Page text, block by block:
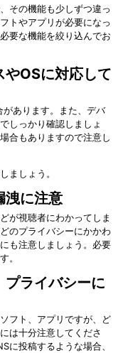
その機能も少しずつ違っ
トやアプリが必要になっ
要な機能を絞り込んでお
OSに対応して
があります。また、デバ
しっかり確認しましょ
合もありますので注意し
ましょう。
洩に注意
が視聴者にわかってしま
のプライバシーにかかわ
も注意しましょう。必要
。
プライバシーに
フト、アプリですが、ど
は十分注意してくださ
に投稿するような場合、